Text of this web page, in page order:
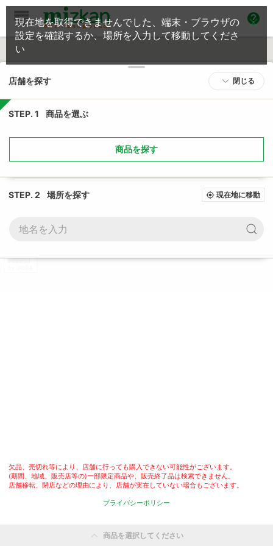
help
Powered
店舗を探す 閉じる
STEP. 1 商品を選ぶ
商品を探す
STEP. 2 場所を探す my_location 現在地に移動
欠品、売切れ等により、店舗に行っても購入できない可能性がございます。
(期間、地域、販売店等の)一部限定商品や、販売終了品は検索できません。
店舗移転、閉店などの理由により、店舗が実在していない場合もございます。
プライバシーポリシー
商品を選択してください
現在地を取得できませんでした、端末・ブラウザの
設定を確認するか、場所を入力して移動してくださ
い